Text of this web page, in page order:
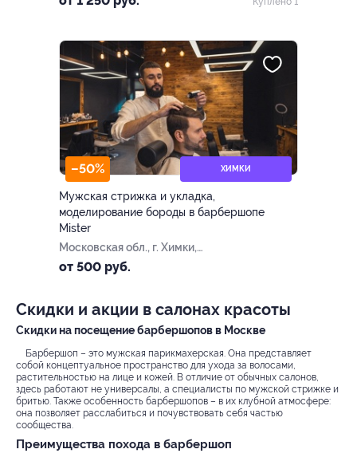
–50% ХИМКИ
Мужская стрижка и укладка,
моделирование бороды в барбершопе
Mister
Московская обл., г. Химки,
Транспортный пр., д. 3
от 500 руб.
Скидки и акции в салонах красоты
Скидки на посещение барбершопов в Москве
Барбершоп – это мужская парикмахерская. Она представляет
собой концептуальное пространство для ухода за волосами,
растительностью на лице и кожей. В отличие от обычных салонов,
здесь работают не универсалы, а специалисты по мужской стрижке и
бритью. Также особенность барбершопов – в их клубной атмосфере:
она позволяет расслабиться и почувствовать себя частью
сообщества.
Преимущества похода в барбершоп